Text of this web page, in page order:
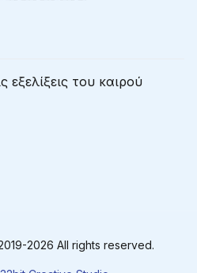
εξελίξεις του καιρού
2026 All rights reserved.